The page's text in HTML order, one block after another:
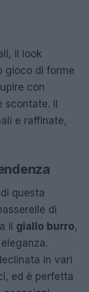
il look
gioco di forme
con
scontate. Il
e raffinate,
questa
di
il giallo burro,
in vari
ed è perfetta